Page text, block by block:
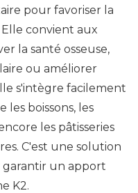
pour favoriser la
convient aux
la santé osseuse,
ou améliorer
s'intègre facilement
les boissons, les
les pâtisseries
C'est une solution
un apport
K2.